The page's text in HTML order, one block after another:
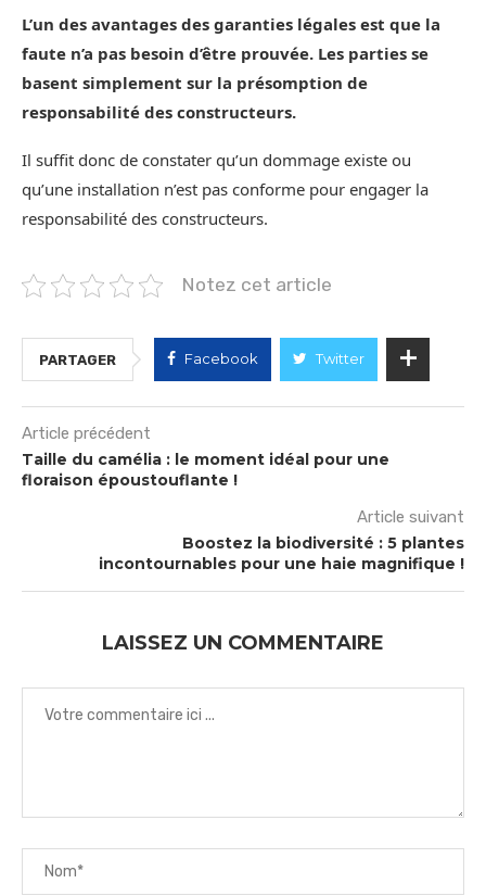
L’un des avantages des garanties légales est que la
faute n’a pas besoin d’être prouvée. Les parties se
basent simplement sur la présomption de
responsabilité des constructeurs.
Il suffit donc de constater qu’un dommage existe ou
qu’une installation n’est pas conforme pour engager la
responsabilité des constructeurs.
Notez cet article
PARTAGER Facebook Twitter
Article précédent
Taille du camélia : le moment idéal pour une
floraison époustouflante !
Article suivant
Boostez la biodiversité : 5 plantes
incontournables pour une haie magnifique !
LAISSEZ UN COMMENTAIRE